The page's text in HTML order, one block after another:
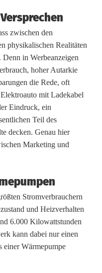
zwischen den
physikalischen Realitäten
Denn in Werbeanzeigen
hoher Autarkie
die Rede, oft
mit Ladekabel
Eindruck, ein
Teil des
decken. Genau hier
Marketing und
Stromverbrauchern
und Heizverhalten
6.000 Kilowattstunden
kann dabei nur einen
einer Wärmepumpe